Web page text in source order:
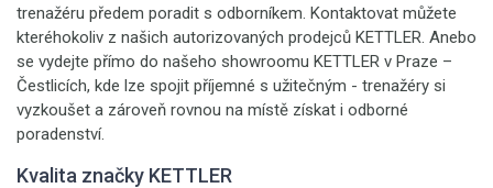
trenažéru předem poradit s odborníkem. Kontaktovat můžete
kteréhokoliv z našich autorizovaných prodejců KETTLER. Anebo
se vydejte přímo do našeho showroomu KETTLER v Praze –
Čestlicích, kde lze spojit příjemné s užitečným - trenažéry si
vyzkoušet a zároveň rovnou na místě získat i odborné
poradenství.
Kvalita značky KETTLER